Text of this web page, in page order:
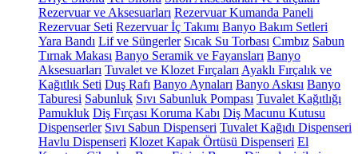
Rezervuar ve Aksesuarları Rezervuar Kumanda Paneli
Rezervuar Seti Rezervuar İç Takımı Banyo Bakım Setleri
Yara Bandı Lif ve Süngerler Sıcak Su Torbası Cımbız Sabun
Tırnak Makası Banyo Seramik ve Fayansları Banyo
Aksesuarları Tuvalet ve Klozet Fırçaları Ayaklı Fırçalık ve
Kağıtlık Seti Duş Rafı Banyo Aynaları Banyo Askısı Banyo
Taburesi Sabunluk Sıvı Sabunluk Pompası Tuvalet Kağıtlığı
Pamukluk Diş Fırçası Koruma Kabı Diş Macunu Kutusu
Dispenserler Sıvı Sabun Dispenseri Tuvalet Kağıdı Dispenseri
Havlu Dispenseri Klozet Kapak Örtüsü Dispenseri El